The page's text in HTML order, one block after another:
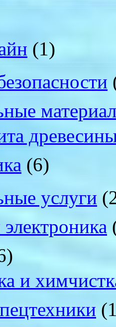
(1)
(6)
услуги
и